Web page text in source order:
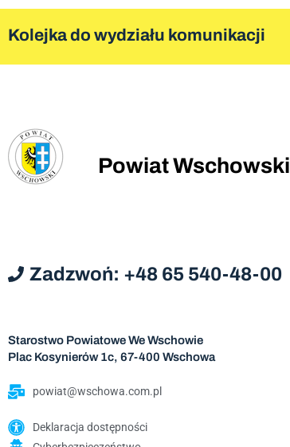
Kolejka do wydziału komunikacji
Powiat Wschowski
Zadzwoń: +48 65 540-48-00
Starostwo Powiatowe We Wschowie
Plac Kosynierów 1c, 67-400 Wschowa
powiat@wschowa.com.pl
Deklaracja dostępności